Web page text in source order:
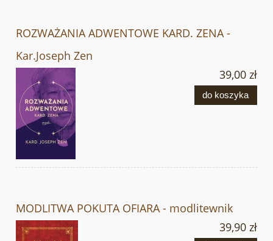
ROZWAŻANIA ADWENTOWE KARD. ZENA -
Kar.Joseph Zen
39,00 zł
do koszyka
MODLITWA POKUTA OFIARA - modlitewnik
39,90 zł